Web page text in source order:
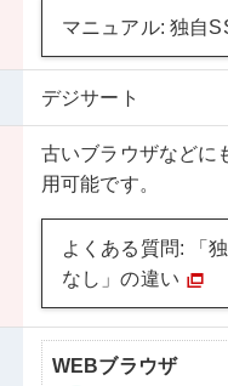
マニュアル: 独自
デジサート
古いブラウザなどに
用可能です。
よくある質問: 「
なし」の違い
WEBブラウザ